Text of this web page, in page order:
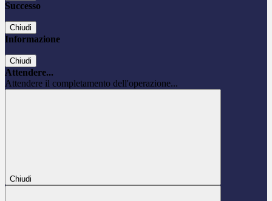
Successo
Chiudi
Informazione
Chiudi
Attendere...
Attendere il completamento dell'operazione...
Chiudi